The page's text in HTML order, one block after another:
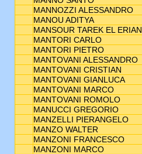
MANNOZZI ALESSANDRO
MANOU ADITYA
MANSOUR TAREK EL ERIAN
MANTORI CARLO
MANTORI PIETRO
MANTOVANI ALESSANDRO
MANTOVANI CRISTIAN
MANTOVANI GIANLUCA
MANTOVANI MARCO
MANTOVANI ROMOLO
MANUCCI GREGORIO
MANZELLI PIERANGELO
MANZO WALTER
MANZONI FRANCESCO
MANZONI MARCO